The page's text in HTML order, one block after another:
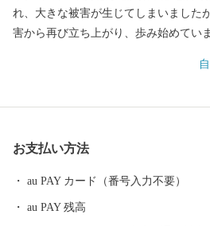
れ、大きな被害が生じてしまいました
害から再び立ち上がり、歩み始めてい
ご支援が、町民の大きな支えとなります。 道内でも美味し
お支払い方法
au PAY カード（番号入力不要）
au PAY 残高